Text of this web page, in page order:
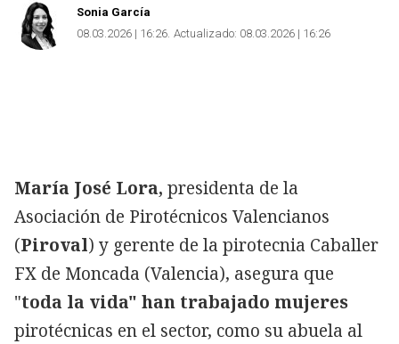
Sonia García
08.03.2026 | 16:26 Actualizado: 08.03.2026 | 16:26
María José Lora, presidenta de la
Asociación de Pirotécnicos Valencianos
(Piroval) y gerente de la pirotecnia Caballer
FX de Moncada (Valencia), asegura que
"toda la vida" han trabajado mujeres
pirotécnicas en el sector, como su abuela al